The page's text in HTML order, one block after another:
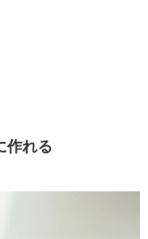
作れる